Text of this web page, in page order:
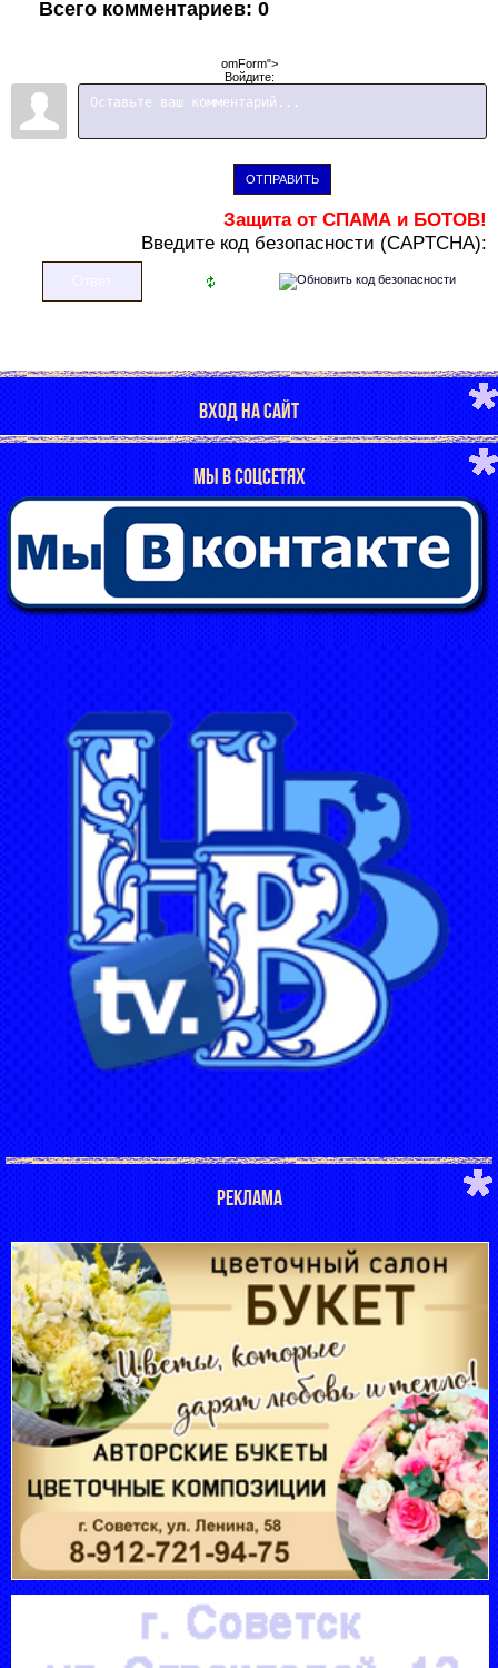
Всего комментариев: 0
omForm">
Войдите:
ОТПРАВИТЬ
Защита от СПАМА и БОТОВ!
Введите код безопасности (CAPTCHA):
ВХОД НА САЙТ
МЫ В СОЦСЕТЯХ
РЕКЛАМА